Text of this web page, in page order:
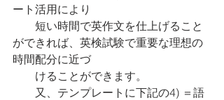
ート活用により
短い時間で英作文を仕上げること
ができれば、英検試験で重要な理想の
時間配分に近づ
けることができます。
又、テンプレートに下記の4) ＝語